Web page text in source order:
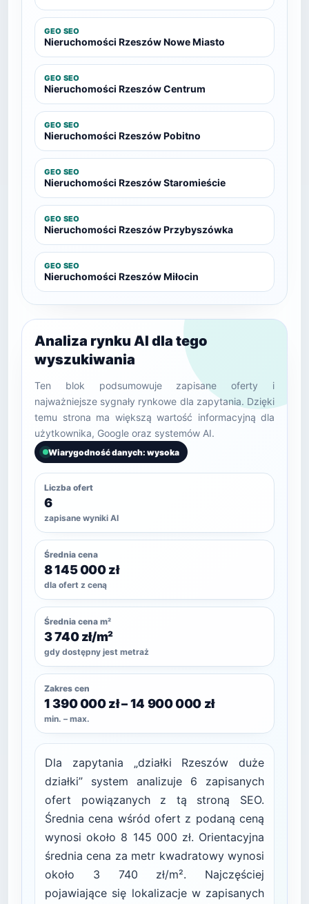
GEO SEO
Nieruchomości Rzeszów Nowe Miasto
GEO SEO
Nieruchomości Rzeszów Centrum
GEO SEO
Nieruchomości Rzeszów Pobitno
GEO SEO
Nieruchomości Rzeszów Staromieście
GEO SEO
Nieruchomości Rzeszów Przybyszówka
GEO SEO
Nieruchomości Rzeszów Miłocin
Analiza rynku AI dla tego
wyszukiwania
Ten blok podsumowuje zapisane oferty i
najważniejsze sygnały rynkowe dla zapytania. Dzięki
temu strona ma większą wartość informacyjną dla
użytkownika, Google oraz systemów AI.
Wiarygodność danych: wysoka
Liczba ofert
6
zapisane wyniki AI
Średnia cena
8 145 000 zł
dla ofert z ceną
Średnia cena m²
3 740 zł/m²
gdy dostępny jest metraż
Zakres cen
1 390 000 zł – 14 900 000 zł
min. – max.
Dla zapytania „działki Rzeszów duże
działki” system analizuje 6 zapisanych
ofert powiązanych z tą stroną SEO.
Średnia cena wśród ofert z podaną ceną
wynosi około 8 145 000 zł. Orientacyjna
średnia cena za metr kwadratowy wynosi
około 3 740 zł/m². Najczęściej
pojawiające się lokalizacje w zapisanych